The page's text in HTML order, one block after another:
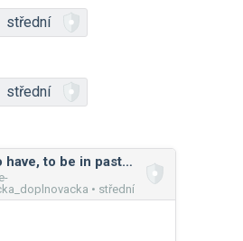
střední
střední
To do, to have, to be in past simple
• střední